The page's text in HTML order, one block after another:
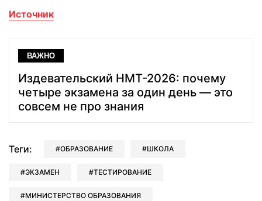
Источник
ВАЖНО
Издевательский НМТ-2026: почему
четыре экзамена за один день — это
совсем не про знания
Теги: ОБРАЗОВАНИЕ ШКОЛА
ЭКЗАМЕН ТЕСТИРОВАНИЕ
МИНИСТЕРСТВО ОБРАЗОВАНИЯ